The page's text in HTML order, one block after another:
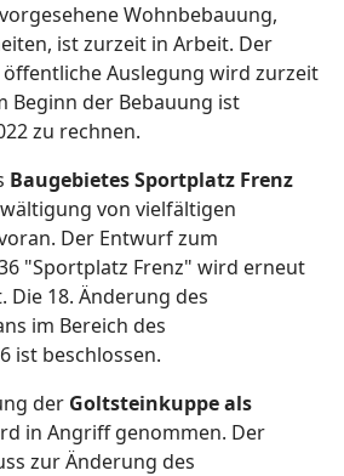
Wohnbebauung,
ist zurzeit in Arbeit. Der
Auslegung wird zurzeit
Beginn der Bebauung ist
zu rechnen.
Baugebietes Sportplatz Frenz
von vielfältigen
Der Entwurf zum
"Sportplatz Frenz" wird erneut
18. Änderung des
im Bereich des
ist beschlossen.
der Goltsteinkuppe als
in Angriff genommen. Der
zur Änderung des